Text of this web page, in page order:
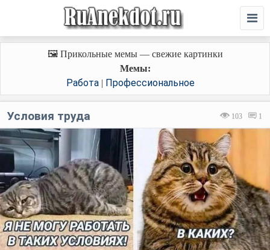
🖼️ Прикольные мемы — свежие картинки
Мемы:
Работа | Профессиональное
103 1
Условия труда